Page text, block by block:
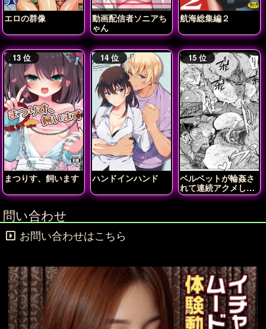
エロの群像
動画配信者ソニアち
ゃん
航海総集編２
まつりす、飼います ハンドインハンド
ベルベットが輪姦さ
れて連続アクメしち
ゃう!!
問い合わせ
お問い合わせはこちら